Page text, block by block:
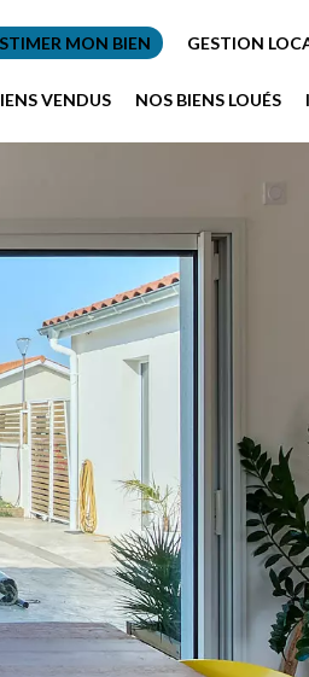
MON BIEN GESTION
VENDUS NOS BIENS LOUÉS